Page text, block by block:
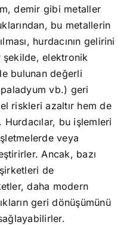
demir gibi metaller
bu metallerin
hurdacının gelirini
elektronik
bulunan değerli
vb.) geri
riskleri azaltır hem de
bu işlemleri
veya
Ancak, bazı
de
daha modern
geri dönüşümünü